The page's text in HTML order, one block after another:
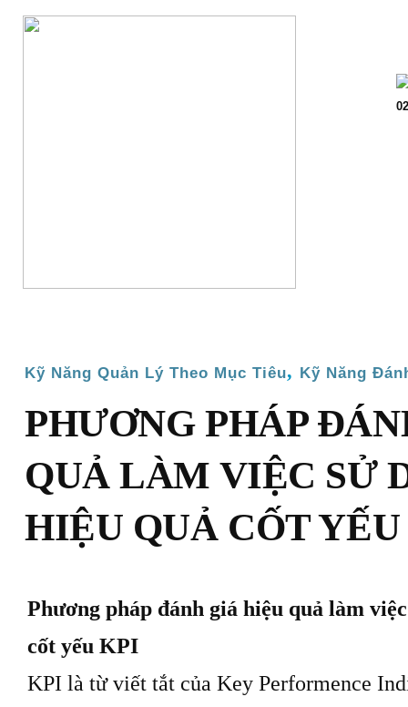
Kỹ Năng Quản Lý Theo Mục Tiêu, Kỹ Năng
PHƯƠNG PHÁP
QUẢ LÀM VIỆC SỬ
HIỆU QUẢ CỐT
Phương pháp đánh giá hiệu quả làm
cốt yếu KPI
KPI là từ viết tắt của Key Performence